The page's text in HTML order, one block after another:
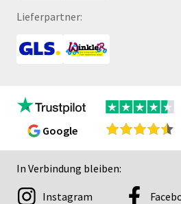
Lieferpartner:
Google
In Verbindung bleiben:
Instagram